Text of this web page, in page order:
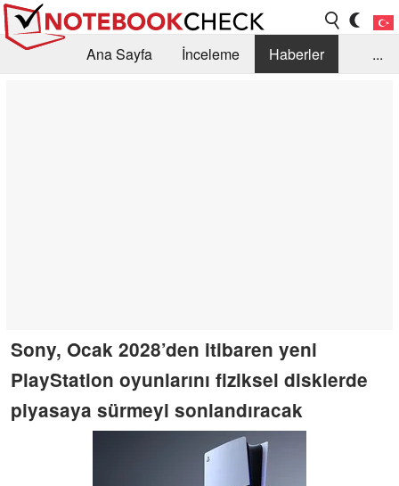
Ana Sayfa İnceleme
Haberler
...
Sony, Ocak 2028’den itibaren yeni
PlayStation oyunlarını fiziksel disklerde
piyasaya sürmeyi sonlandıracak